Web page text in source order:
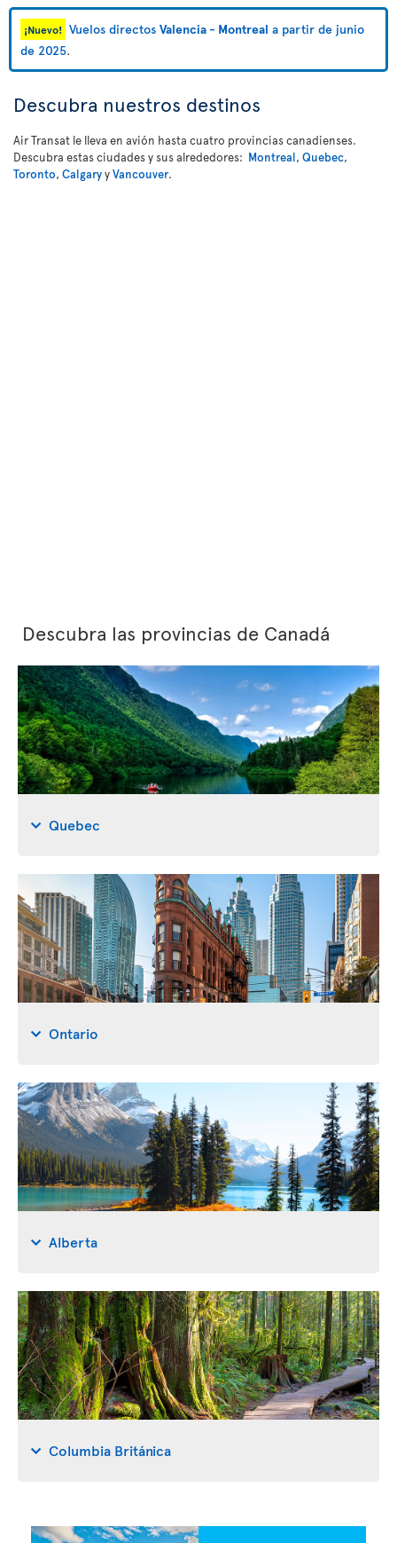
¡Nuevo! Vuelos directos Valencia - Montreal a partir de junio
de 2025.
Descubra nuestros destinos
Air Transat le lleva en avión hasta cuatro provincias canadienses.
Descubra estas ciudades y sus alrededores: Montreal, Quebec,
Toronto, CalgaryyVancouver.
Descubra las provincias de Canadá
Quebec
Ontario
Alberta
Columbia Británica